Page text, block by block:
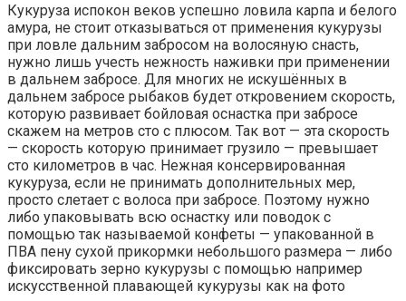
Кукуруза испокон веков успешно ловила карпа и белого
амура, не стоит отказываться от применения кукурузы
при ловле дальним забросом на волосяную снасть,
нужно лишь учесть нежность наживки при применении
в дальнем забросе. Для многих не искушённых в
дальнем забросе рыбаков будет откровением скорость,
которую развивает бойловая оснастка при забросе
скажем на метров сто с плюсом. Так вот — эта скорость
— скорость которую принимает грузило — превышает
сто километров в час. Нежная консервированная
кукуруза, если не принимать дополнительных мер,
просто слетает с волоса при забросе. Поэтому нужно
либо упаковывать всю оснастку или поводок с
помощью так называемой конфеты — упакованной в
ПВА пену сухой прикормки небольшого размера — либо
фиксировать зерно кукурузы с помощью например
искусственной плавающей кукурузы как на фото